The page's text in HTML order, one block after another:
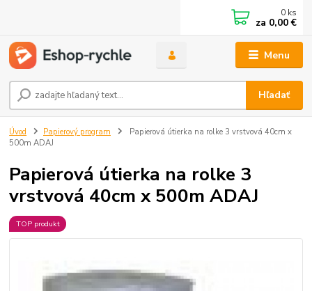
Menu
Hľadať
0 ks
za 0,00 €
Úvod Papierový program
Papierová útierka na rolke 3 vrstvová 40cm x
500m ADAJ
Papierová útierka na rolke 3
vrstvová 40cm x 500m ADAJ
TOP produkt